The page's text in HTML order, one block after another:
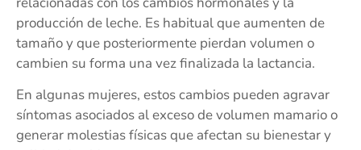
producción de leche. Es habitual que aumenten de
tamaño y que posteriormente pierdan volumen o
cambien su forma una vez finalizada la lactancia.
En algunas mujeres, estos cambios pueden agravar
síntomas asociados al exceso de volumen mamario o
generar molestias físicas que afectan su bienestar y